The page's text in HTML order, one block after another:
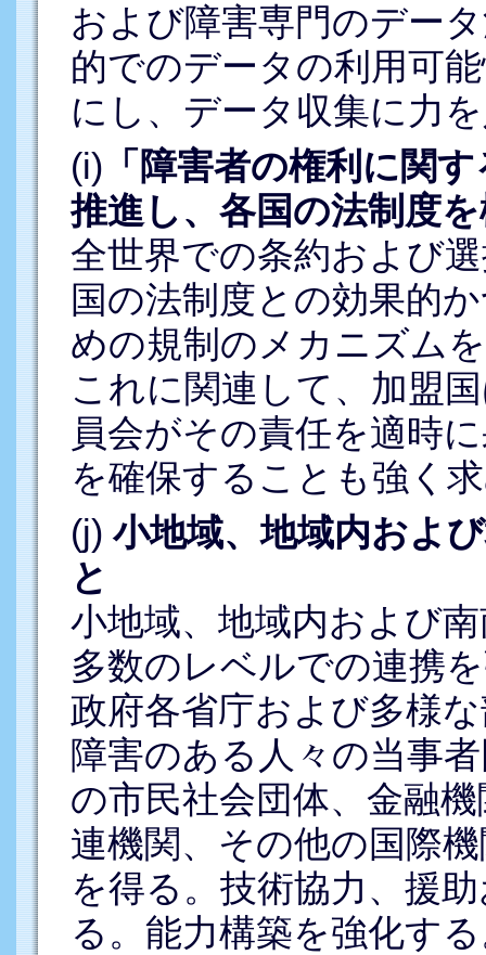
および障害専門のデー
的でのデータの利用可
にし、データ収集に力
(i) 「障害者の権利に関
推進し、各国の法制度
全世界での条約および
国の法制度との効果的
めの規制のメカニズム
これに関連して、加盟
員会がその責任を適時
を確保することも強く
(j)小地域、地域内およ
と
小地域、地域内および
多数のレベルでの連携
政府各省庁および多様
障害のある人々の当事
の市民社会団体、金融
連機関、その他の国際
を得る。技術協力、援
る。能力構築を強化す